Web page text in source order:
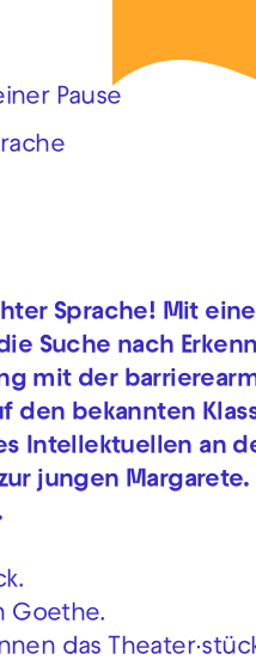
Pause
Sprache! Mit
Suche nach
mit der
den bekannten
Intellektuellen an
jungen
Goethe.
das